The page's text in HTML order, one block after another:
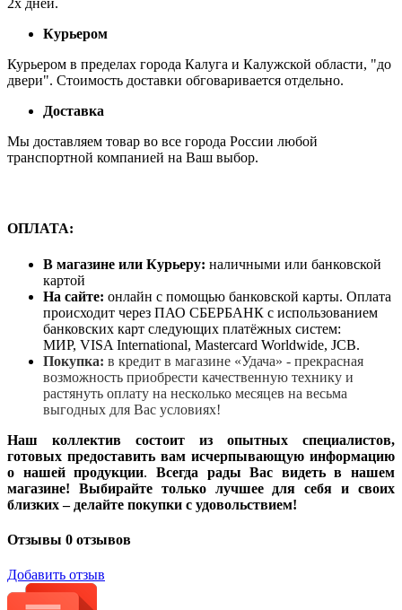
2х дней.
Курьером
Курьером в пределах города Калуга и Калужской области, "до
двери". Стоимость доставки обговаривается отдельно.
Доставка
Мы доставляем товар во все города России любой
транспортной компанией на Ваш выбор.
ОПЛАТА:
В магазине или Курьеру: наличными или банковской
картой
На сайте: онлайн с помощью банковской карты. Оплата
происходит через ПАО СБЕРБАНК с использованием
банковских карт следующих платёжных систем:
МИР, VISA International, Mastercard Worldwide, JCB.
Покупка: в кредит в магазине «Удача» - прекрасная
возможность приобрести качественную технику и
растянуть оплату на несколько месяцев на весьма
выгодных для Вас условиях!
Наш коллектив состоит из опытных специалистов,
готовых предоставить вам исчерпывающую информацию
о нашей продукции. Всегда рады Вас видеть в нашем
магазине! Выбирайте только лучшее для себя и своих
близких – делайте покупки с удовольствием!
Отзывы 0 отзывов
Добавить отзыв